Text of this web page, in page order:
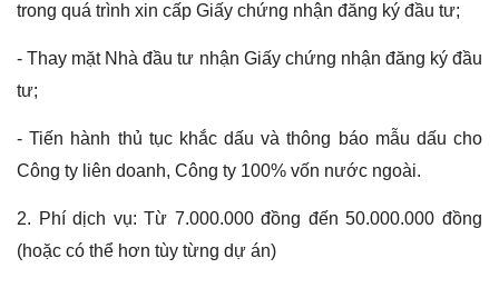
trong quá trình xin cấp Giấy chứng nhận đăng ký đầu tư;
- Thay mặt Nhà đầu tư nhận Giấy chứng nhận đăng ký đầu
tư;
- Tiến hành thủ tục khắc dấu và thông báo mẫu dấu cho
Công ty liên doanh, Công ty 100% vốn nước ngoài.
2. Phí dịch vụ:Từ 7.000.000 đồng đến 50.000.000 đồng
(hoặc có thể hơn tùy từng dự án)